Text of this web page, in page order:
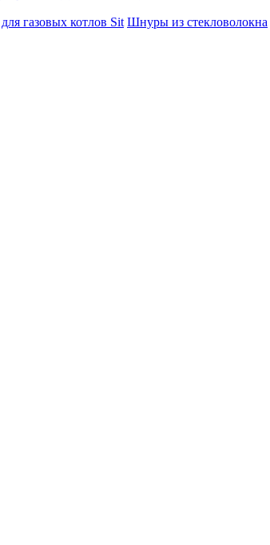
газовых котлов Sit Шнуры из стекловолокна